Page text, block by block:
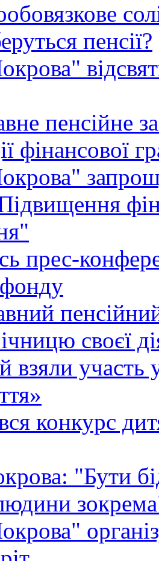
пенсії?
пенсійне
фінансової
прес-
своєї
взяли
конкурс
"Бути